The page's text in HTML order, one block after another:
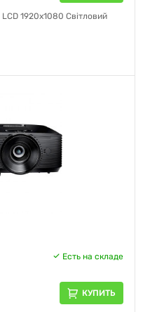
1920х1080 Світловий
Есть на складе
КУПИТЬ